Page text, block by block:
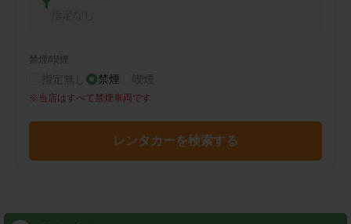
禁煙/喫煙
指定無し 禁煙 喫煙
※ 当店はすべて禁煙車両です
レンタカーを検索する